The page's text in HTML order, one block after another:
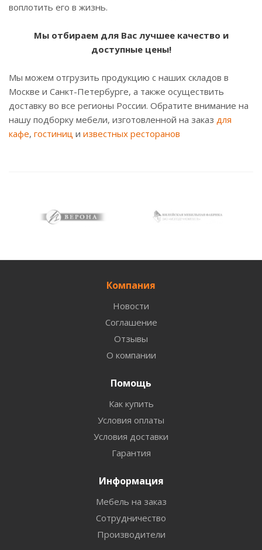
воплотить его в жизнь.
Мы отбираем для Вас лучшее качество и
доступные цены!
Мы можем отгрузить продукцию с наших складов в
Москве и Санкт-Петербурге, а также осуществить
доставку во все регионы России. Обратите внимание на
нашу подборку мебели, изготовленной на заказ для
кафе, гостиниц и известных ресторанов
Компания
Новости
Соглашение
Отзывы
О компании
Помощь
Как купить
Условия оплаты
Условия доставки
Гарантия
Информация
Мебель на заказ
Сотрудничество
Производители